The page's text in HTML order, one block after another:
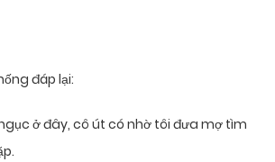
đáp lại:
ở đây, cô út có nhờ tôi đưa mợ tìm